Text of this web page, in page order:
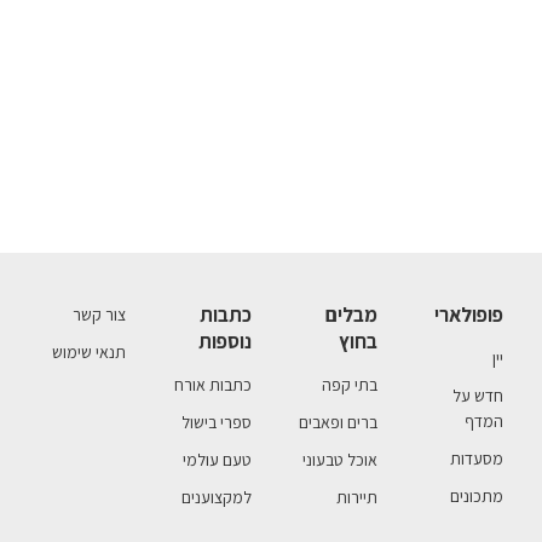
פופולארי
יין
חדש על
המדף
מסעדות
מתכונים
מבלים
בחוץ
בתי קפה
ברים ופאבים
אוכל טבעוני
תיירות
כתבות
נוספות
כתבות אורח
ספרי בישול
טעם עולמי
למקצוענים
צור קשר
תנאי שימוש